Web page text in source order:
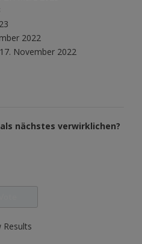
2022
17. November 2022
nächstes verwirklichen?
Results